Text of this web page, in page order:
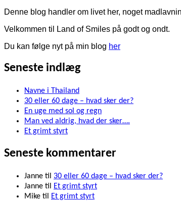
Denne blog handler om livet her, noget
Velkommen til Land of Smiles på godt og ondt.
Du kan følge nyt på min blog her
Seneste indlæg
Navne i Thailand
30 eller 60 dage – hvad sker der?
En uge med sol og regn
Man ved aldrig, hvad der sker….
Et grimt styrt
Seneste kommentarer
Janne til 30 eller 60 dage – hvad sker der?
Janne til
Et grimt styrt
Mike til
Et grimt styrt